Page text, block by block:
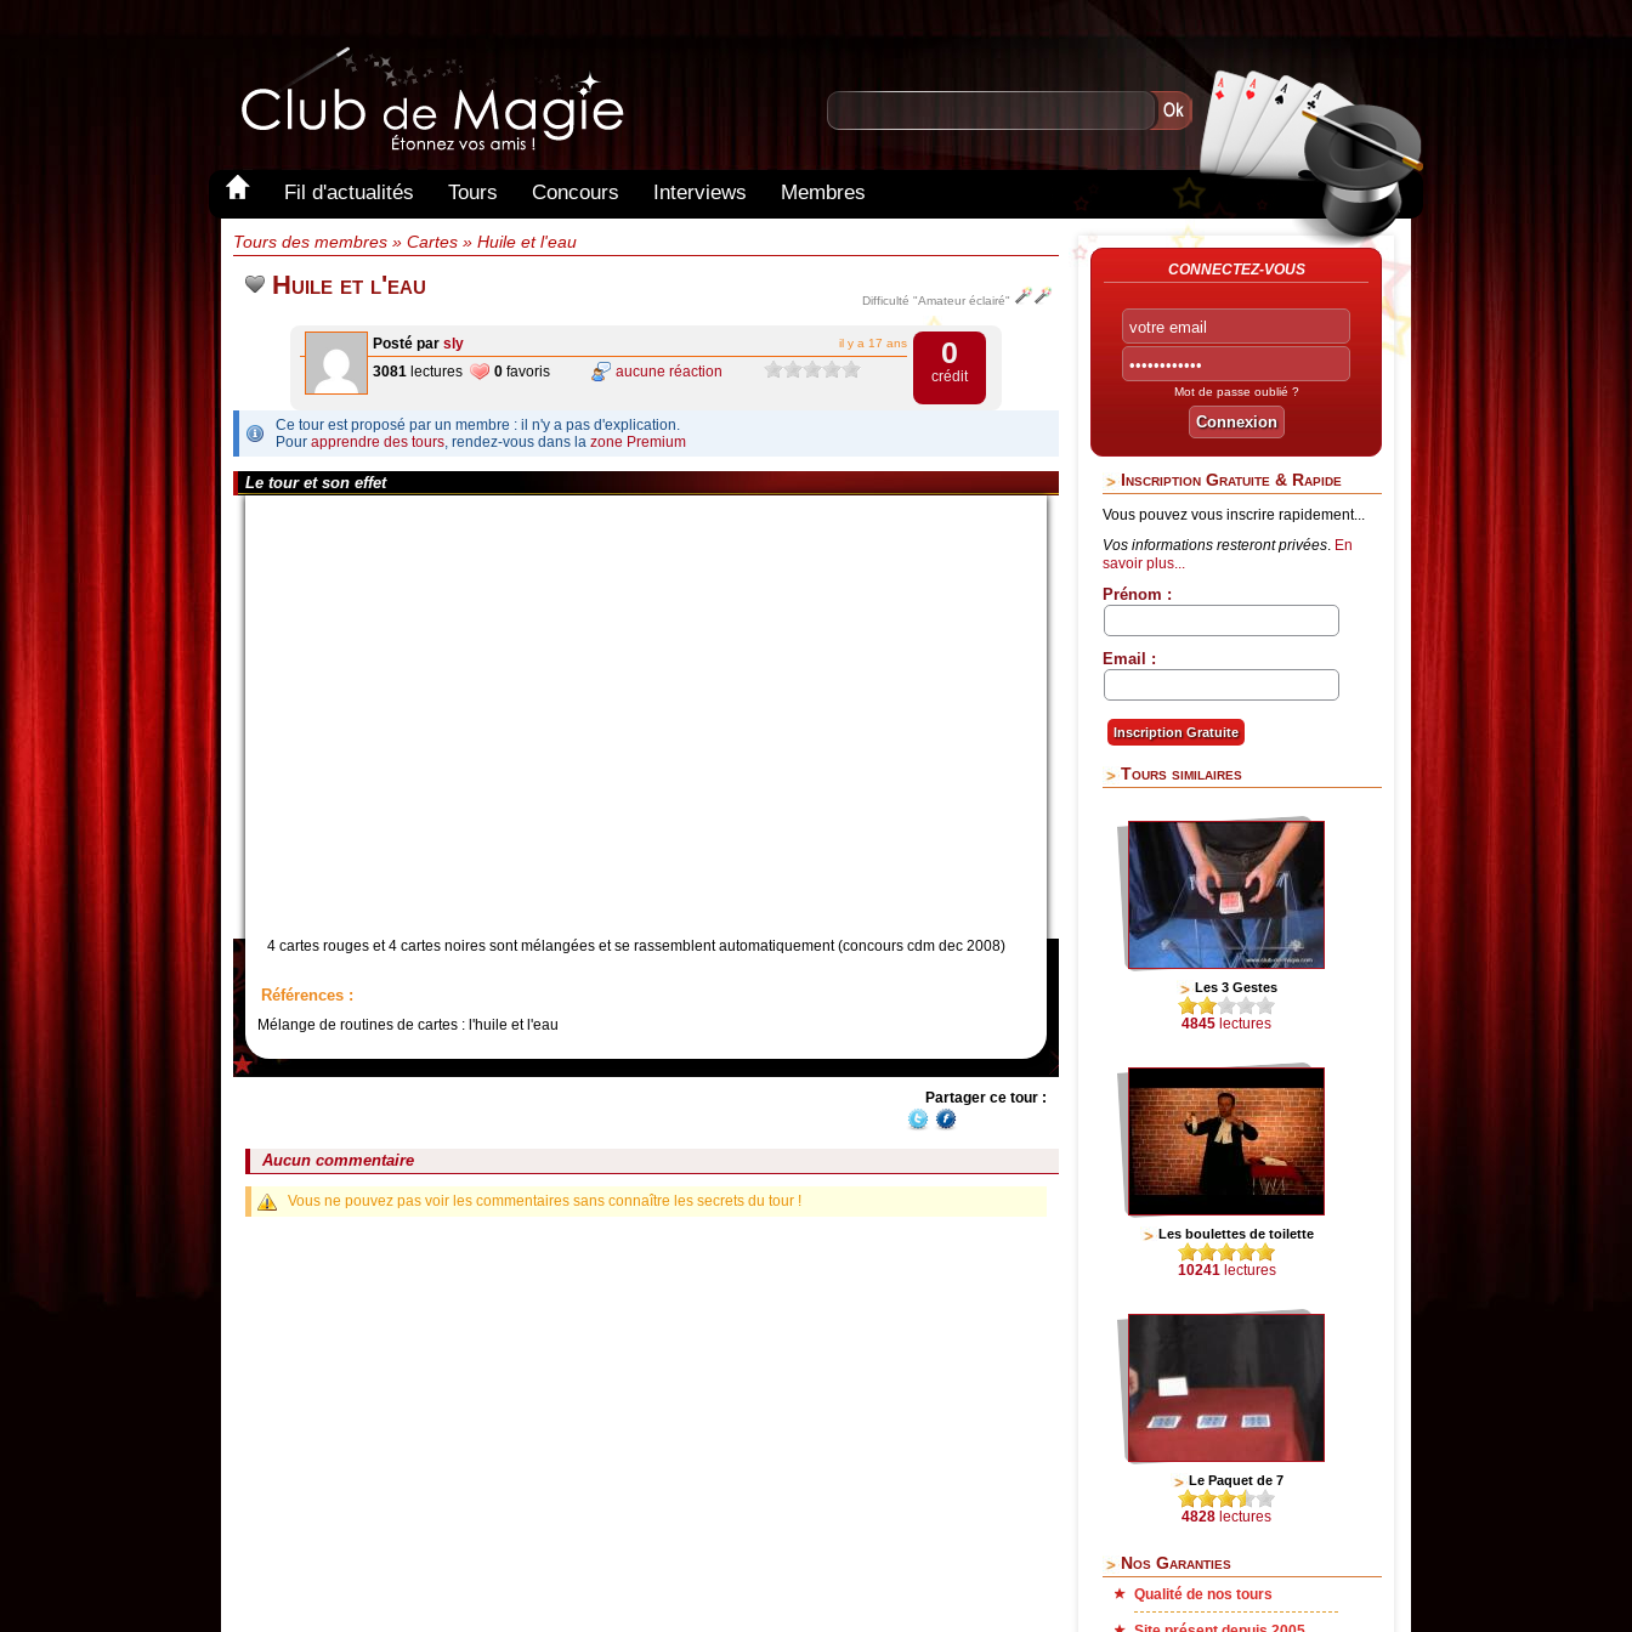
Fil d'actualités Tours Concours Interviews Membres
Tours des membres » Cartes » Huile et l'eau
Huile et l'eau
Difficulté "Amateur éclairé"
Posté par sly il y a 17 ans
3081 lectures 0 favoris aucune réaction
0
crédit
Ce tour est proposé par un membre : il n'y a pas d'explication.
Pour apprendre des tours, rendez-vous dans la zone Premium
Le tour et son effet
4 cartes rouges et 4 cartes noires sont mélangées et se rassemblent automatiquement (concours cdm dec 2008)
Références :
Mélange de routines de cartes : l'huile et l'eau
Partager ce tour :
Aucun commentaire
Vous ne pouvez pas voir les commentaires sans connaître les secrets du tour !
CONNECTEZ-VOUS
Mot de passe oublié ?
Inscription Gratuite & Rapide
Vous pouvez vous inscrire rapidement...
Vos informations resteront privées. En
savoir plus...
Prénom :
Email :
Tours similaires
Les 3 Gestes
4845 lectures
Les boulettes de toilette
10241lectures
Le Paquet de 7
4828 lectures
Nos Garanties
Qualité de nos tours